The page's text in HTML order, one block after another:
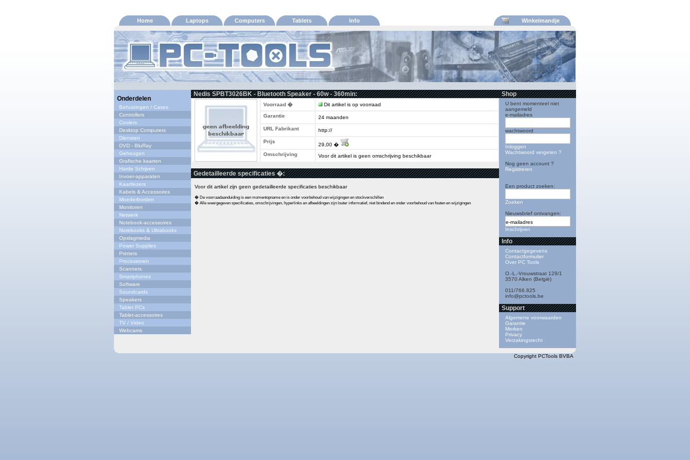
Home Laptops Computers Tablets Info Winkelmandje
Onderdelen
Behuizingen / Cases
Controllers
Coolers
Desktop Computers
Diensten
DVD - BluRay
Geheugen
Grafische kaarten
Harde Schijven
Invoer-apparaten
Kaartlezers
Kabels & Accessoires
Moederborden
Monitoren
Netwerk
Notebook-accessoires
Notebooks & Ultrabooks
Opslagmedia
Power Supplies
Printers
Processoren
Scanners
Smartphones
Software
Soundcards
Speakers
Tablet PCs
Tablet-accessoires
TV / Video
Webcams
Nedis SPBT3026BK - Bluetooth Speaker - 60w - 360min:
Voorraad �
Dit artikel is op voorraad
Garantie
24 maanden
URL Fabrikant
http://
Prijs
29,00 �
Omschrijving
Voor dit artikel is geen omschrijving beschikbaar
Gedetailleerde specificaties �:
Voor dit artikel zijn geen gedetailleerde specificaties beschikbaar
� De voorraadaanduiding is een momentopname en is onder voorbehoud van wijzigingen en stockverschillen
� Alle weergegeven specificaties, omschrijvingen, hyperlinks en afbeeldingen zijn louter informatief, niet bindend en onder voorbehoud van fouten en wijzigingen
Shop
U bent momenteel niet
aangemeld
e-mailadres
wachtwoord
Inloggen
Wachtwoord vergeten ?
Nog geen account ?
Registreren
Een product zoeken:
Zoeken
Nieuwsbrief ontvangen:
Inschrijven
Info
Contactgegevens
Contactformulier
Over PC Tools
O.-L.-Vrouwstraat 129/1
3570 Alken (België)
011/766.825
info@pctools.be
Support
Algemene voorwaarden
Garantie
Merken
Privacy
Verzakingsrecht
Copyright PCTools BVBA